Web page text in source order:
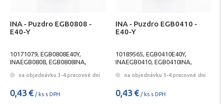
INA - Puzdro EGB0808 -
E40-Y
10171079, EGB0808E40Y,
INAEGB0808, EGB0808INA,
EGB0808SCHAEFFLER
na objednávku 3-4 pracovné dni
0,43 € / ks s DPH
INA - Puzdro EGB0410 -
E40-Y
10189565, EGB0410E40Y,
INAEGB0410, EGB0410INA,
EGB0410SCHAEFFLER
na objednávku 3-4 pracovné dni
0,43 € / ks s DPH